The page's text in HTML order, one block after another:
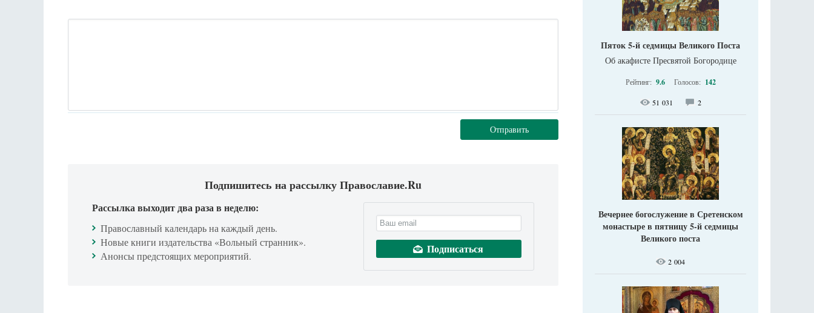
Отправить
Подпишитесь на рассылку Православие.Ru
Рассылка выходит два раза в неделю:
Православный календарь на каждый день.
Новые книги издательства «Вольный странник».
Анонсы предстоящих мероприятий.
Пяток 5-й седмицы Великого Поста
Об акафисте Пресвятой Богородице
Рейтинг: 9.6 Голосов: 142
51 031 2
Вечернее богослужение в Сретенском
монастыре в пятницу 5-й седмицы
Великого поста
2 004